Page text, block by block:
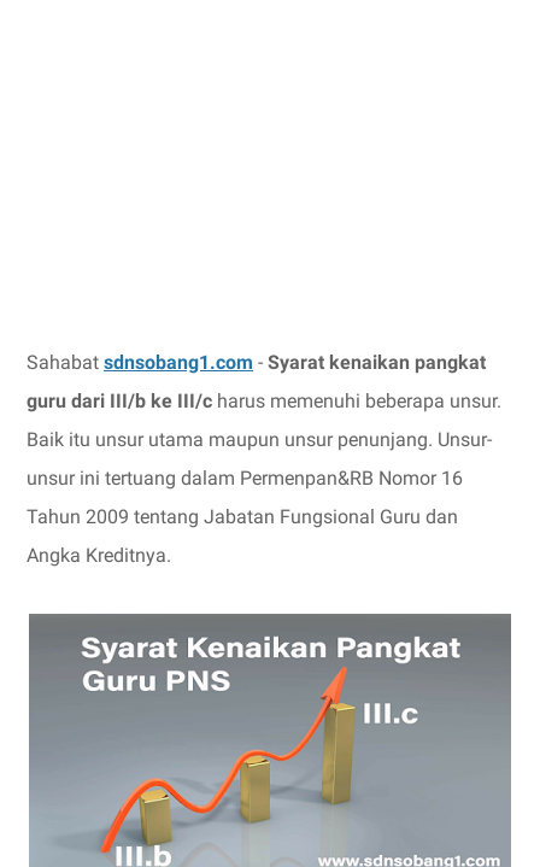
Sahabat sdnsobang1.com - Syarat kenaikan pangkat
guru dari III/b ke III/c harus memenuhi beberapa unsur.
Baik itu unsur utama maupun unsur penunjang. Unsur-
unsur ini tertuang dalam Permenpan&RB Nomor 16
Tahun 2009 tentang Jabatan Fungsional Guru dan
Angka Kreditnya.